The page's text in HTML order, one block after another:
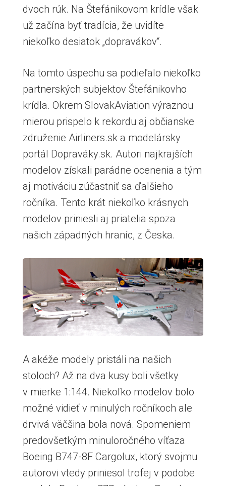
dvoch rúk. Na Štefánikovom krídle však
už začína byť tradícia, že uvidíte
niekoľko desiatok „dopravákov“.
Na tomto úspechu sa podieľalo niekoľko
partnerských subjektov Štefánikovho
krídla. Okrem SlovakAviation výraznou
mierou prispelo k rekordu aj občianske
združenie Airliners.sk a modelársky
portál Dopraváky.sk. Autori najkrajších
modelov získali parádne ocenenia a tým
aj motiváciu zúčastniť sa ďalšieho
ročníka. Tento krát niekoľko krásnych
modelov priniesli aj priatelia spoza
našich západných hraníc, z Česka.
A akéže modely pristáli na našich
stoloch? Až na dva kusy boli všetky
v mierke 1:144. Niekoľko modelov bolo
možné vidieť v minulých ročníkoch ale
drvivá väčšina bola nová. Spomeniem
predovšetkým minuloročného víťaza
Boeing B747-8F Cargolux, ktorý svojmu
autorovi vtedy priniesol trofej v podobe